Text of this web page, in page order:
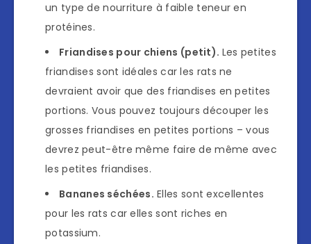
un type de nourriture à faible teneur en
protéines.
Friandises pour chiens (petit). Les petites
friandises sont idéales car les rats ne
devraient avoir que des friandises en petites
portions. Vous pouvez toujours découper les
grosses friandises en petites portions – vous
devrez peut-être même faire de même avec
les petites friandises.
Bananes séchées. Elles sont excellentes
pour les rats car elles sont riches en
potassium.